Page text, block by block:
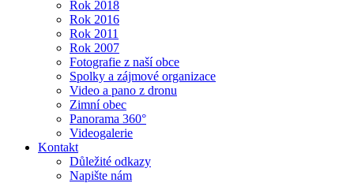
Rok 2018
Rok 2016
Rok 2011
Rok 2007
Fotografie z naší obce
Spolky a zájmové organizace
Video a pano z dronu
Zimní obec
Panorama 360°
Videogalerie
Kontakt
Důležité odkazy
Napište nám